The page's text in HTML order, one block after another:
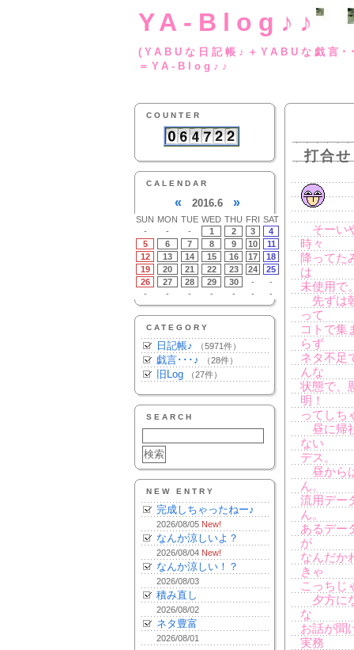
YA-Blog♪♪
(YABUな日記帳♪
＝YA-Blog♪♪
COUNTER
CALENDAR
« 2016.6 »
SUN MON TUE WED THU FRI SAT
-
- - 1 2 3
4
5
6 7 8 9 10
11
12
13 14 15 16 17
18
19
20 21 22 23 24
25
26
27 28 29 30 -
-
-
- - - - - -
CATEGORY
日記帳♪ （5971件）
戯言･･･♪ （28件）
旧Log （27件）
SEARCH
NEW ENTRY
完成しちゃったねー♪
2026/08/05 New!
なんか涼しいよ？
2026/08/04 New!
なんか涼しい！？
2026/08/03
積み直し
2026/08/02
ネタ豊富
2026/08/01
打合
そーい
時々
降ってた
は
未使用で
先ずは
って
コトで集
らず
ネタ不足
んな
状態で、
明！
ってしち
昼に帰
ない
デス。
昼から
ん。
流用デー
ん。
あるデー
が
なんだか
きゃ
こっちじ
夕方に
な
お話が聞
実務